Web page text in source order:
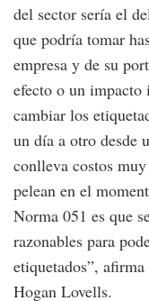
del sector sería el
que podría tomar
empresa y de su
efecto o un
cambiar los
un día a otro desde
conlleva costos
pelean en el
Norma 051 es que
razonables para
etiquetados”,
Hogan Lovells.